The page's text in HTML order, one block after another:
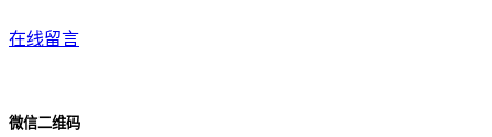
在线留言
微信二维码